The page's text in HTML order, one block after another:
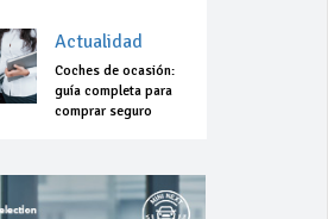
Actualidad
Coches de ocasión:
guía completa para
comprar seguro